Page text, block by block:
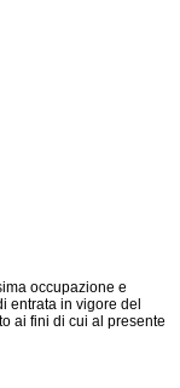
occupazione e
entrata in vigore del
ai fini di cui al presente